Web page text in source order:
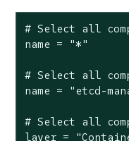
# Select all
name = "*"
# Select all
name = "etcd-
# Select all
layer =